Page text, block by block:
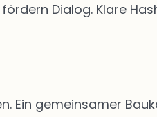
Dialog. Klare
Ein gemeinsamer